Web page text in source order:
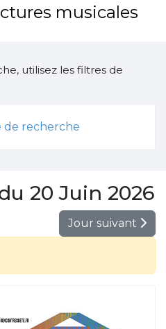
musicales
utilisez les filtres de
recherche
20 Juin 2026
Jour suivant